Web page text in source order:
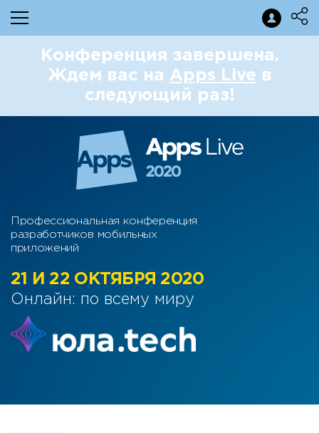
Конференция завершена.
Ждем вас на Apps Live в
следующий раз!
Профессиональная конференция
разработчиков мобильных
приложений
21 И 22 ОКТЯБРЯ 2020
Онлайн: по всему миру